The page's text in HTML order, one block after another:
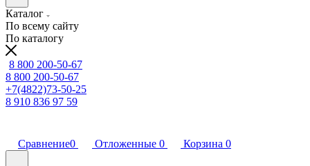
Каталог
По всему сайту
По каталогу
8 800 200-50-67
8 800 200-50-67
+7(4822)73-50-25
8 910 836 97 59
Сравнение0 Отложенные 0 Корзина 0